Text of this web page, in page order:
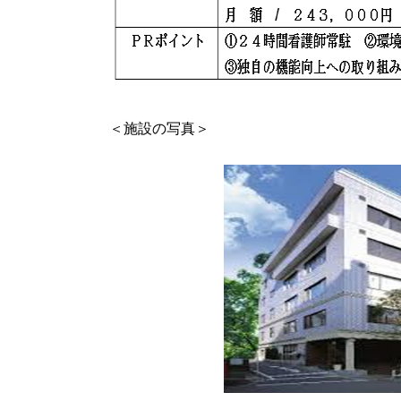
＜施設の写真＞